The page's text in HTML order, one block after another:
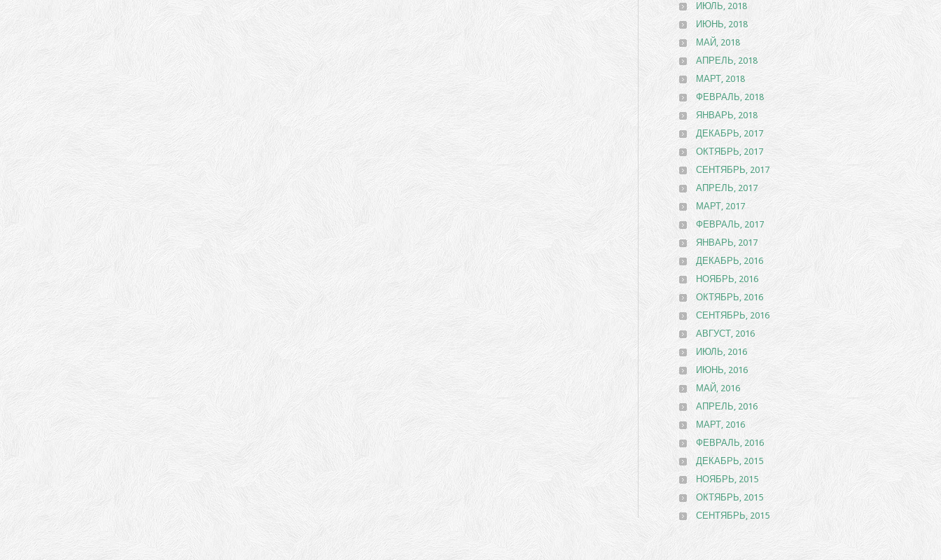
ИЮЛЬ, 2018
ИЮНЬ, 2018
МАЙ, 2018
АПРЕЛЬ, 2018
МАРТ, 2018
ФЕВРАЛЬ, 2018
ЯНВАРЬ, 2018
ДЕКАБРЬ, 2017
ОКТЯБРЬ, 2017
СЕНТЯБРЬ, 2017
АПРЕЛЬ, 2017
МАРТ, 2017
ФЕВРАЛЬ, 2017
ЯНВАРЬ, 2017
ДЕКАБРЬ, 2016
НОЯБРЬ, 2016
ОКТЯБРЬ, 2016
СЕНТЯБРЬ, 2016
АВГУСТ, 2016
ИЮЛЬ, 2016
ИЮНЬ, 2016
МАЙ, 2016
АПРЕЛЬ, 2016
МАРТ, 2016
ФЕВРАЛЬ, 2016
ДЕКАБРЬ, 2015
НОЯБРЬ, 2015
ОКТЯБРЬ, 2015
СЕНТЯБРЬ, 2015